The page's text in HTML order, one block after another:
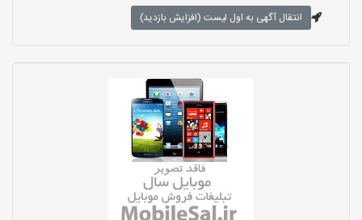
انتقال آگهی به اول لیست (افزایش بازدید)